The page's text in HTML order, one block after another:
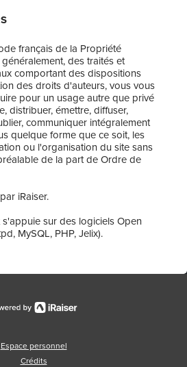
français de la Propriété
des traités et
comportant des dispositions
des droits d'auteurs, vous vous
pour un usage autre que privé
distribuer, émettre, diffuser,
communiquer intégralement
quelque forme que ce soit, les
ou l'organisation du site sans
de la part de Ordre de
iRaiser.
sur des logiciels Open
MySQL, PHP, Jelix).
Espace personnel
Crédits